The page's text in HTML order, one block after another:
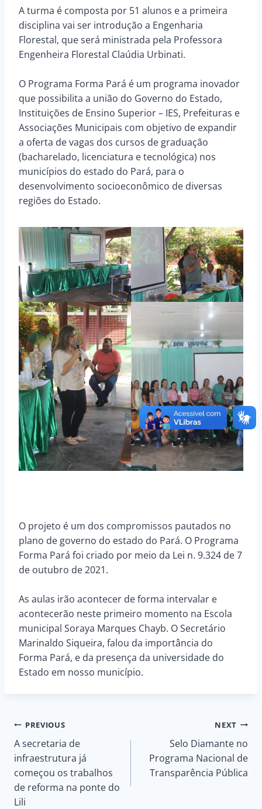
A turma é composta por 51 alunos e a primeira
disciplina vai ser introdução a Engenharia
Florestal, que será ministrada pela Professora
Engenheira Florestal Claúdia Urbinati.
O Programa Forma Pará é um programa inovador
que possibilita a união do Governo do Estado,
Instituições de Ensino Superior – IES, Prefeituras e
Associações Municipais com objetivo de expandir
a oferta de vagas dos cursos de graduação
(bacharelado, licenciatura e tecnológica) nos
municípios do estado do Pará, para o
desenvolvimento socioeconômico de diversas
regiões do Estado.
O projeto é um dos compromissos pautados no
plano de governo do estado do Pará. O Programa
Forma Pará foi criado por meio da Lei n. 9.324 de 7
de outubro de 2021.
As aulas irão acontecer de forma intervalar e
acontecerão neste primeiro momento na Escola
municipal Soraya Marques Chayb. O Secretário
Marinaldo Siqueira, falou da importância do
Forma Pará, e da presença da universidade do
Estado em nosso município.
Navegação
de
Post
PREVIOUS
A secretaria de
infraestrutura já
começou os trabalhos
de reforma na ponte do
Lili
NEXT
Selo Diamante no
Programa Nacional de
Transparência Pública